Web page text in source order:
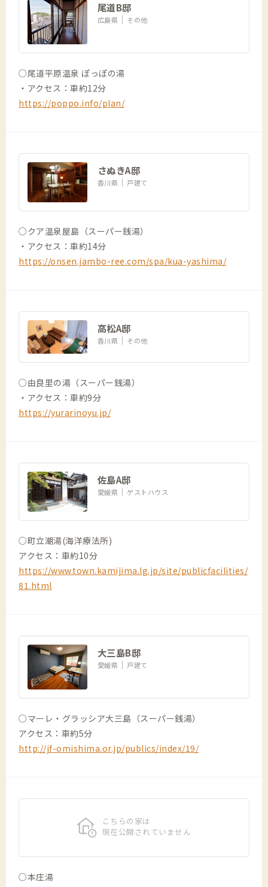
尾道B邸
広島県 その他
○尾道平原温泉 ぽっぽの湯
・アクセス：車約12分
https://poppo.info/plan/
さぬきA邸
香川県 戸建て
○クア温泉屋島（スーパー銭湯）
・アクセス：車約14分
https://onsen.jambo-ree.com/spa/kua-yashima/
高松A邸
香川県 その他
○由良里の湯（スーパー銭湯）
・アクセス：車約9分
https://yurarinoyu.jp/
佐島A邸
愛媛県 ゲストハウス
○町立潮湯(海洋療法所)
アクセス：車約10分
https://www.town.kamijima.lg.jp/site/publicfacilities/
81.html
大三島B邸
愛媛県 戸建て
○マーレ・グラッシア大三島（スーパー銭湯）
アクセス：車約5分
http://jf-omishima.or.jp/publics/index/19/
こちらの家は
現在公開されていません
○本庄湯